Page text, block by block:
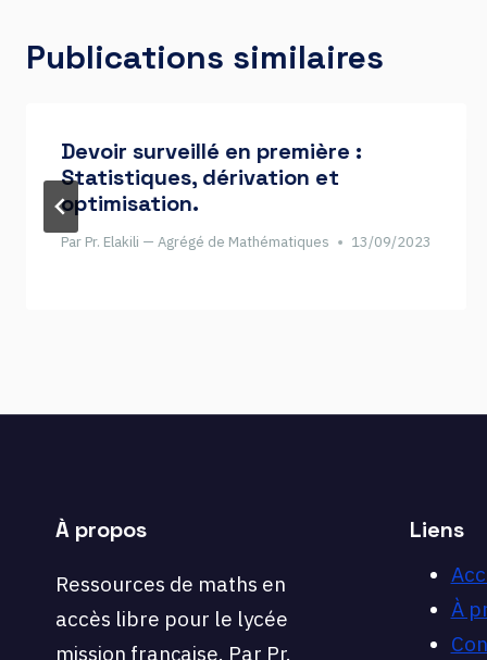
l’article
Publications similaires
Devoir surveillé en première :
Statistiques, dérivation et
optimisation.
Par Pr. Elakili — Agrégé de Mathématiques 13/09/2023
À propos
Ressources de maths en
accès libre pour le lycée
mission française. Par Pr.
Liens
À